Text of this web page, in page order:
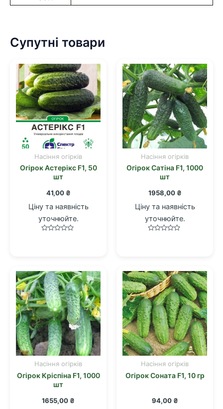
Супутні товари
Насіння огірків
Огірок Астерікс F1, 50
шт
41,00 ₴
Ціну та наявність
уточнюйте.
Насіння огірків
Огірок Сатіна F1, 1000
шт
1958,00 ₴
Ціну та наявність
уточнюйте.
Насіння огірків
Огірок Кріспіна F1, 1000
шт
1655,00 ₴
Насіння огірків
Огірок Соната F1, 10 гр
94,00 ₴